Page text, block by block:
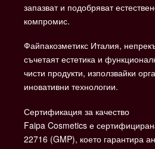
запазват и подобряват
компромис.
Файпакозметикс Италия,
съчетаят естетика и
чисти продукти, използвайки
иновативни технологии.
Сертификация за качество
Faipa Cosmetics е
22716 (GMP), което гарантира